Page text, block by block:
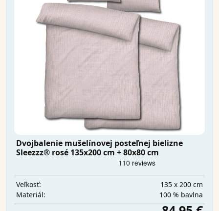
Dvojbalenie mušelínovej posteľnej bielizne
Sleezzz® rosé 135x200 cm + 80x80 cm
Veľkosť:
135 x 200 cm
Materiál:
100 % bavlna